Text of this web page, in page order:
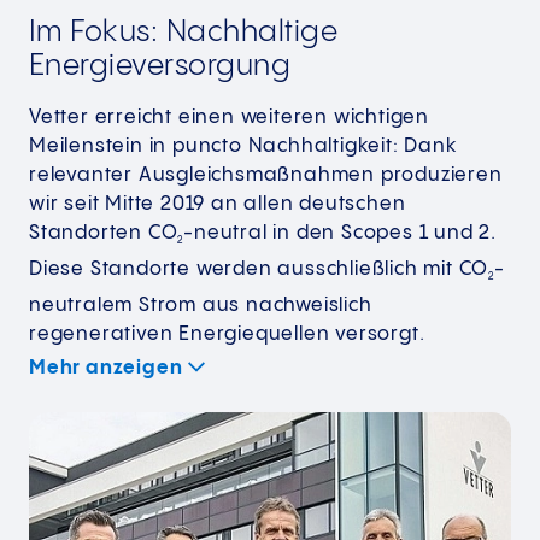
Im Fokus: Nachhaltige
Energieversorgung
Vetter erreicht einen weiteren wichtigen
Meilenstein in puncto Nachhaltigkeit: Dank
relevanter Ausgleichsmaßnahmen produzieren
wir seit Mitte 2019 an allen deutschen
Standorten CO2 -neutral in den Scopes 1 und 2.
Diese Standorte werden ausschließlich mit CO2 -
neutralem Strom aus nachweislich
regenerativen Energiequellen versorgt.
Mehr anzeigen